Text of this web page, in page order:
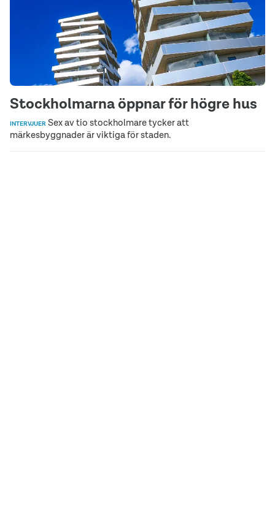
Stockholmarna öppnar för högre hus
INTERVJUER Sex av tio stockholmare tycker att
märkesbyggnader är viktiga för staden.